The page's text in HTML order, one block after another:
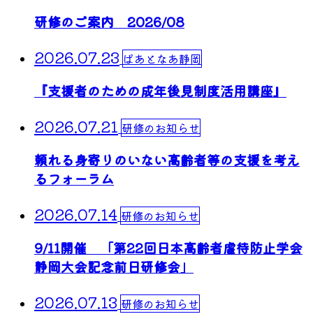
研修のご案内 2026/08
2026.07.23 ぱあとなあ静岡
『支援者のための成年後見制度活用講座』
2026.07.21 研修のお知らせ
頼れる身寄りのいない高齢者等の支援を考え
るフォーラム
2026.07.14 研修のお知らせ
9/11開催 「第22回日本高齢者虐待防止学会
静岡大会記念前日研修会」
2026.07.13 研修のお知らせ